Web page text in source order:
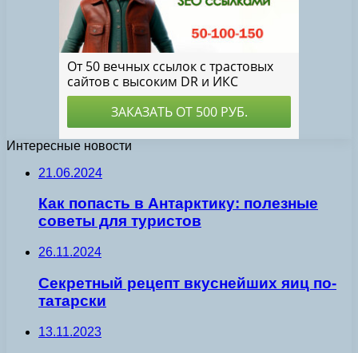
Интересные новости
21.06.2024
Как попасть в Антарктику: полезные
советы для туристов
26.11.2024
Секретный рецепт вкуснейших яиц по-
татарски
13.11.2023